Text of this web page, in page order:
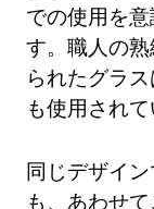
での使用を
す。職人の
られたグラ
も使用されて
同じデザイ
も、あわせて